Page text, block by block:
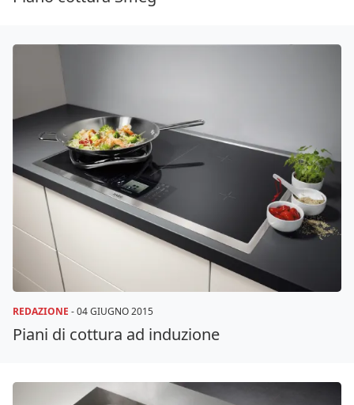
REDAZIONE -04 GIUGNO 2015
Piani di cottura ad induzione